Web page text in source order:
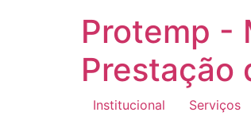
Protemp -
Prestação
Institucional Serviços